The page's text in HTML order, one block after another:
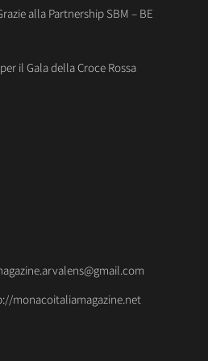
alla Partnership SBM – BE
il Gala della Croce Rossa
monacoitaliamagazine.net